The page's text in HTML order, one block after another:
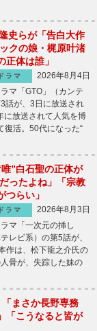
史らが「告白大作
クの娘・梶原叶渚
正体は誰」
ドラマ
2026年8月4日
マ「GTO」（カンテ
話が、3日に放送され
放送されて人気を博
復活。50代になった“
唯”白石聖の正体が
ったよね」「宗教
つらい」
ドラマ
2026年8月3日
マ「一次元の挿し
レビ系）の第5話が、
作は、松下龍之介氏の
骨が、失踪した妹の
まさか長野専務
「こうなると皆が